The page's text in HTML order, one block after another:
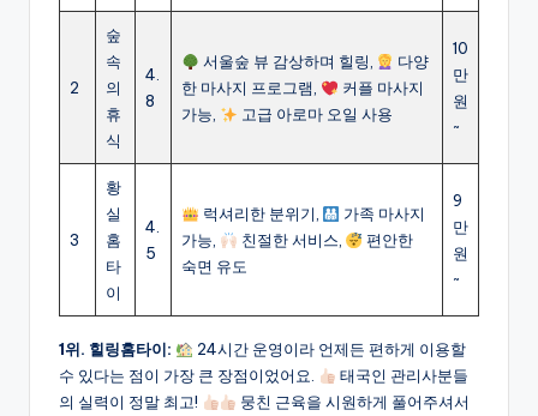
2
숲
속
의
휴
식
4.
8
서울숲 뷰 감상하며 힐링,
다양
한 마사지 프로그램,
커플 마사지
가능,
고급 아로마 오일 사용
10
만
원
~
3
황
실
홈
타
이
4.
5
럭셔리한 분위기,
가족 마사지
가능,
친절한 서비스,
편안한
숙면 유도
9
만
원
~
1위. 힐링홈타이:
24시간 운영이라 언제든 편하게 이용할
수 있다는 점이 가장 큰 장점이었어요.
태국인 관리사분들
의 실력이 정말 최고!
뭉친 근육을 시원하게 풀어주셔서